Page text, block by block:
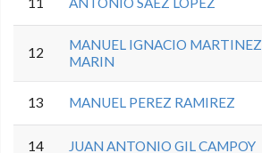
12
MANUEL IGNACIO MARTINEZ
MARIN
13 MANUEL PEREZ RAMIREZ
14 JUAN ANTONIO GIL CAMPOY